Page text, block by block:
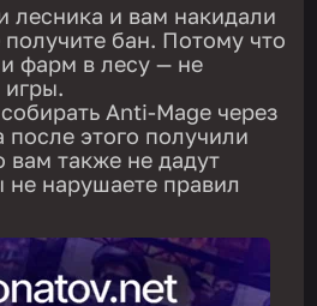
лесника и вам накидали
бан. Потому что
фарм в лесу — не
Anti-Mage через
после этого получили
вам также не дадут
не нарушаете правил